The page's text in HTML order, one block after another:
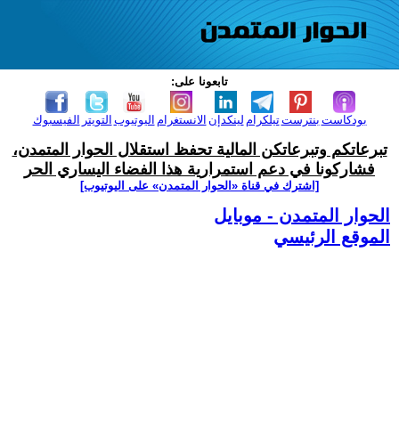
تابعونا على:
الفيسبوك التويتر اليوتيوب الانستغرام لينكدإن تيلكرامبنترست بودكاست
تبرعاتكم وتبرعاتكن المالية تحفظ استقلال الحوار المتمدن،
فشاركونا في دعم استمرارية هذا الفضاء اليساري الحر
[اشترك في قناة ‫«الحوار المتمدن» على اليوتيوب]
الحوار المتمدن - موبايل
الموقع الرئيسي